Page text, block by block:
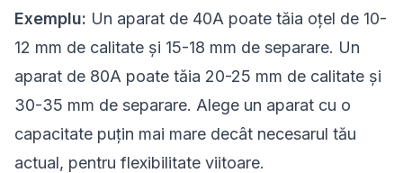
Exemplu: Un aparat de 40A poate tăia oțel de 10-
12 mm de calitate și 15-18 mm de separare. Un
aparat de 80A poate tăia 20-25 mm de calitate și
30-35 mm de separare. Alege un aparat cu o
capacitate puțin mai mare decât necesarul tău
actual, pentru flexibilitate viitoare.